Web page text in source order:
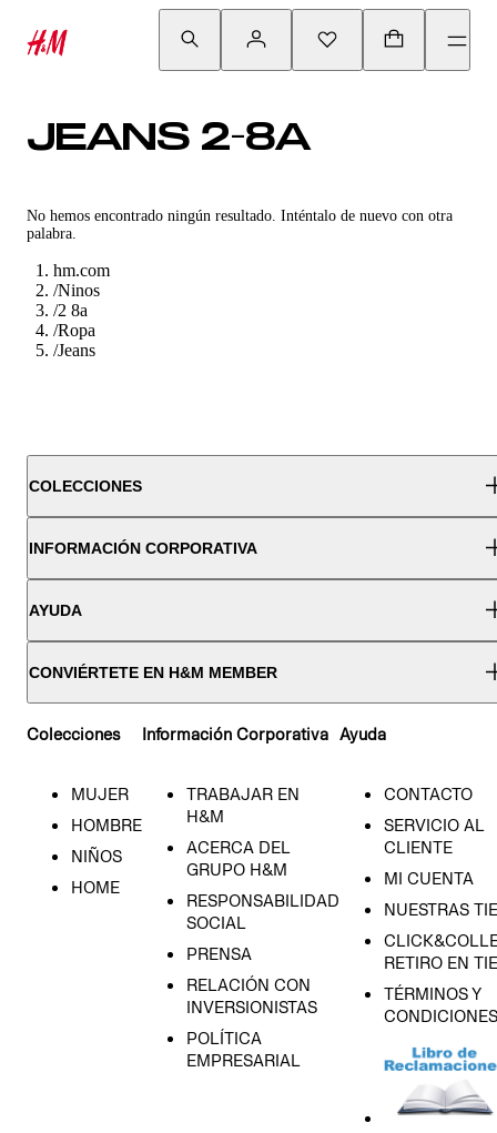
JEANS 2-8A
No hemos encontrado ningún resultado. Inténtalo de nuevo con otra
palabra.
hm.com
/Ninos
/2 8a
/Ropa
/Jeans
COLECCIONES
INFORMACIÓN CORPORATIVA
AYUDA
CONVIÉRTETE EN H&M MEMBER
Colecciones
MUJER
HOMBRE
NIÑOS
HOME
Información Corporativa
TRABAJAR EN
H&M
ACERCA DEL
GRUPO H&M
RESPONSABILIDAD
SOCIAL
PRENSA
RELACIÓN CON
INVERSIONISTAS
POLÍTICA
EMPRESARIAL
Ayuda
CONTACTO
SERVICIO AL
CLIENTE
MI CUENTA
NUESTRAS
RETIRO EN
TÉRMINOS Y
CONDICIONES